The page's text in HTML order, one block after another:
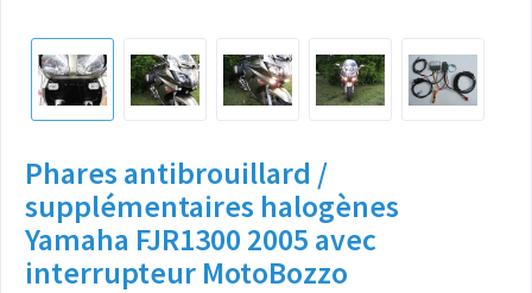
Phares antibrouillard /
supplémentaires halogènes
Yamaha FJR1300 2005 avec
interrupteur MotoBozzo